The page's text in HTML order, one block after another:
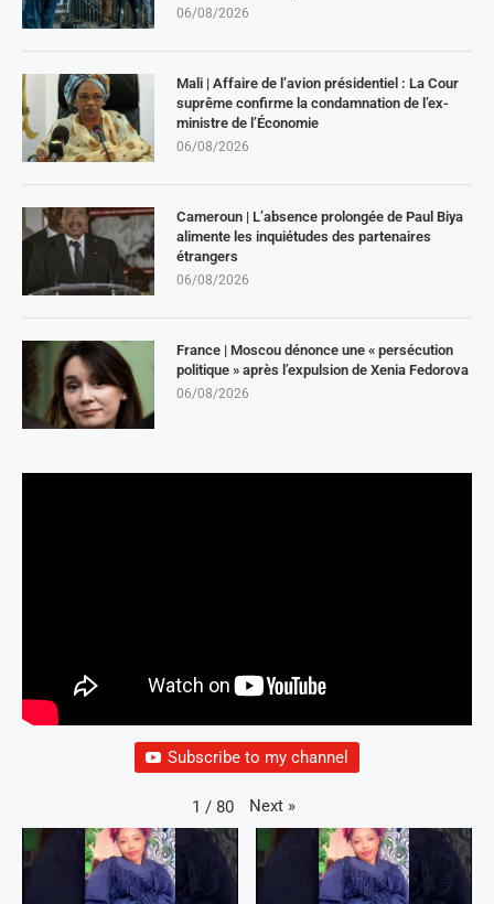
06/08/2026
Mali | Affaire de l’avion présidentiel : La Cour
suprême confirme la condamnation de l’ex-
ministre de l’Économie
06/08/2026
Cameroun | L’absence prolongée de Paul Biya
alimente les inquiétudes des partenaires
étrangers
06/08/2026
France | Moscou dénonce une « persécution
politique » après l’expulsion de Xenia Fedorova
06/08/2026
Subscribe to my channel
1 / 80 Next »